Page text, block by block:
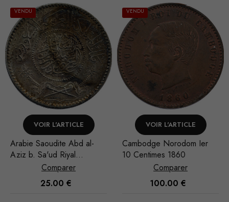
VENDU
VOIR L'ARTICLE
Arabie Saoudite Abd al-
Aziz b. Sa'ud Riyal
1935/AH 1354
Comparer
25.00 €
VENDU
VOIR L'ARTICLE
Cambodge Norodom Ier
10 Centimes 1860
Comparer
100.00 €
Nécessaire